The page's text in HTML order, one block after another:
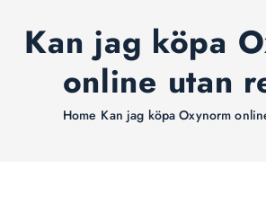
Kan jag köpa
online utan
Home Kan jag köpa Oxynorm